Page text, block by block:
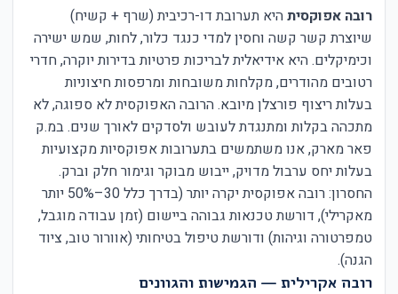
רובה אפוקסית היא תערובת דו-רכיבית (שרף + קשיח)
שיוצרת קשר קשה וחסין למדי כנגד כלור, לחות, שמש ישירה
וכימיקלים. היא אידיאלית לבריכות פרטיות בדירות יוקרה, חדרי
רטובים מהודרים, מקלחות משובחות ומרפסות חיצוניות
בעלות ריצוף פורצלן מיובא. הרובה האפוקסית לא ספוגה, לא
מתכהה בקלות ומתנגדת לעובש ולסדקים לאורך שנים. במ.ק
פאר מארק, אנו משתמשים בתערובות אפוקסיות מקצועיות
בעלות יחס ערבול מדויק, ייבוש מבוקר וגימור חלק וברק.
החסרון: רובה אפוקסית יקרה יותר (בדרך כלל 30–50% יותר
מאקרילי), דורשת טכנאות גבוהה ביישום (זמן עבודה מוגבל,
טמפרטורה וגיהות) ודורשת טיפול בטיחותי (אוורור טוב, ציוד
הגנה).
רובה אקרילית — הגמישות והגוונים